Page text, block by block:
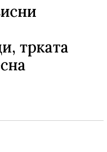
трката